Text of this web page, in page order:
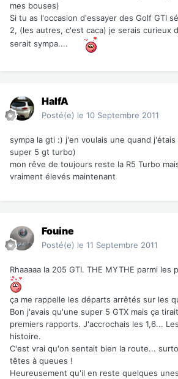
mes bouses)
Si tu as l'occasion d'essayer des Golf GTI
2, (les autres, c'est caca) je serais curieux
serait sympa....
HalfA
Posté(e) le 10 Septembre 2011
sympa la gti :) j'en voulais une quand
super 5 gt turbo)
mon rêve de toujours reste la R5 Turbo
vraiment élevés maintenant
Fouine
Posté(e) le 11 Septembre 2011
Rhaaaaa la 205 GTI. THE MYTHE parmi
ça me rappelle les départs arrêtés sur les
Bon j'avais qu'une super 5 GTX mais ça
premiers rapports. J'accrochais les 1,6...
histoire.
C'est vrai qu'on sentait bien la route...
têtes à queues !
Heureusement qu'il en reste quelques